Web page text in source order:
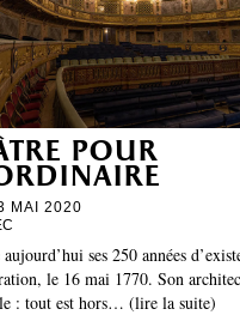
pour
MAI 2020
ses 250 années
le 16 mai 1770. Son
: tout est hors… (lire la suite)